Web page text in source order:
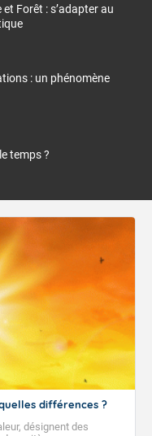
Forêt : s’adapter au
: un phénomène
temps ?
différences ?
désignent des